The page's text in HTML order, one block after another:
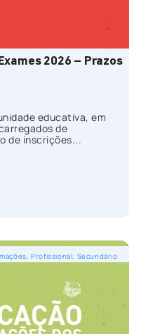
2026 – Prazos
educativa, em
de
de inscrições...
,Profissional Secundário